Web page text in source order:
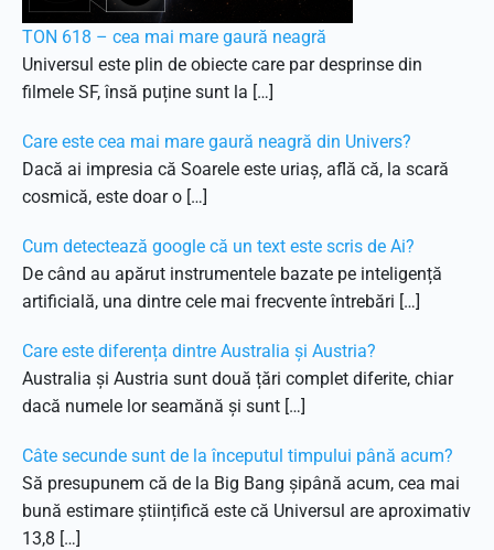
TON 618 – cea mai mare gaură neagră
Universul este plin de obiecte care par desprinse din
filmele SF, însă puține sunt la […]
Care este cea mai mare gaură neagră din Univers?
Dacă ai impresia că Soarele este uriaș, află că, la scară
cosmică, este doar o […]
Cum detectează google că un text este scris de Ai?
De când au apărut instrumentele bazate pe inteligență
artificială, una dintre cele mai frecvente întrebări […]
Care este diferența dintre Australia și Austria?
Australia și Austria sunt două țări complet diferite, chiar
dacă numele lor seamănă și sunt […]
Câte secunde sunt de la începutul timpului până acum?
Să presupunem că de la Big Bang șipână acum, cea mai
bună estimare științifică este că Universul are aproximativ
13,8 […]